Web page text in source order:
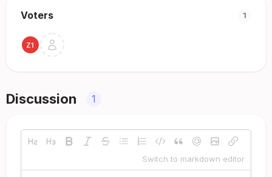
Voters 1
Discussion 1
Switch to markdown editor